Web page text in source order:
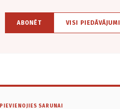
ABONĒT VISI PIEDĀVĀJUMI
PIEVIENOJIES SARUNAI